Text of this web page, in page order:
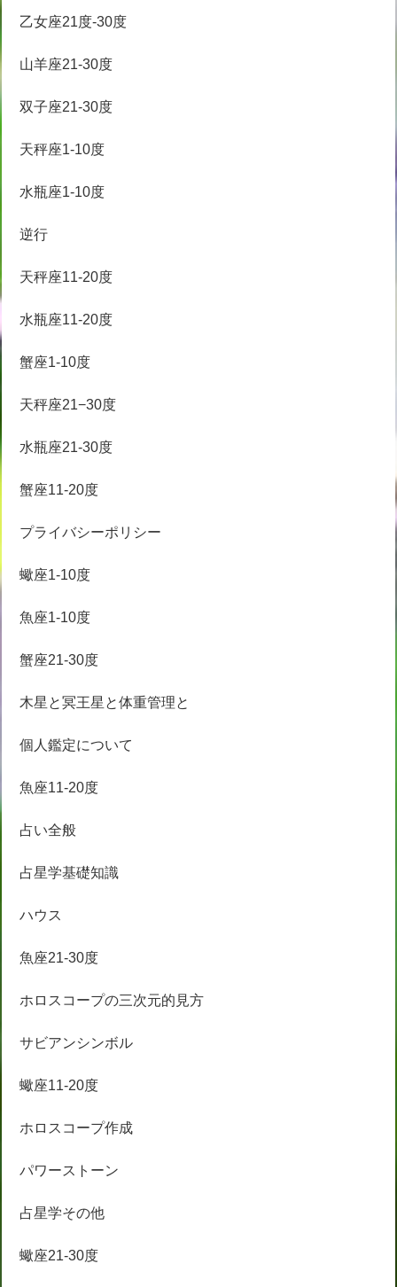
乙女座21度-30度
山羊座21-30度
双子座21-30度
天秤座1-10度
水瓶座1-10度
逆行
天秤座11-20度
水瓶座11-20度
蟹座1-10度
天秤座21−30度
水瓶座21-30度
蟹座11-20度
プライバシーポリシー
蠍座1-10度
魚座1-10度
蟹座21-30度
木星と冥王星と体重管理と
個人鑑定について
魚座11-20度
占い全般
占星学基礎知識
ハウス
魚座21-30度
ホロスコープの三次元的見方
サビアンシンボル
蠍座11-20度
ホロスコープ作成
パワーストーン
占星学その他
蠍座21-30度